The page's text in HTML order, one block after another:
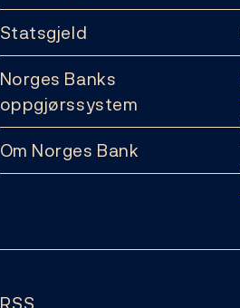
Statsgjeld
Norges Banks
oppgjørssystem
Om Norges Bank